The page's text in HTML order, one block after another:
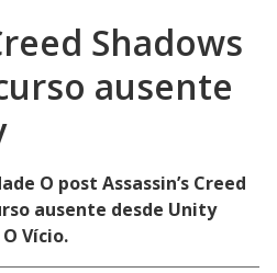
Shadows
ausente
O post Assassin’s Creed
ausente desde Unity
Vício.